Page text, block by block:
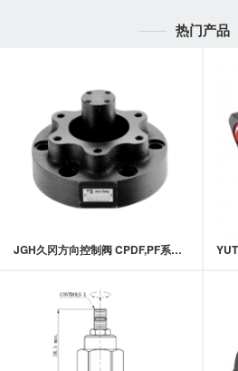
热门产品
JGH久冈方向控制阀 CPDF,PF系列满油阀